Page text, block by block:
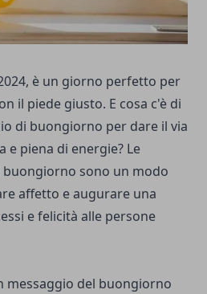
è un giorno perfetto per
il piede giusto. E cosa c'è di
di buongiorno per dare il via
e piena di energie? Le
sono un modo
affetto e augurare una
e felicità alle persone
messaggio del buongiorno